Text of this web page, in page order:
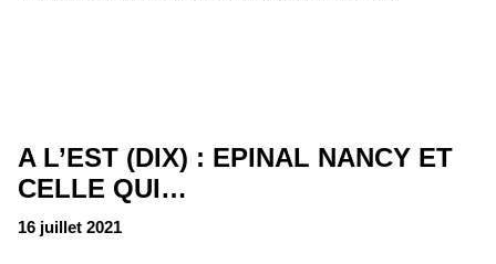
A L’EST (DIX) : EPINAL NANCY ET
CELLE QUI…
16 juillet 2021